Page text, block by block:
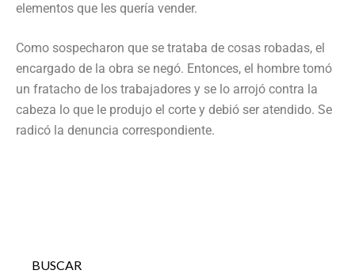
elementos que les quería vender.
Como sospecharon que se trataba de cosas robadas, el
encargado de la obra se negó. Entonces, el hombre tomó
un fratacho de los trabajadores y se lo arrojó contra la
cabeza lo que le produjo el corte y debió ser atendido. Se
radicó la denuncia correspondiente.
BUSCAR